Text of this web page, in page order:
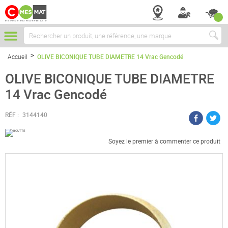
Chercher
Accueil OLIVE BICONIQUE TUBE DIAMETRE 14 Vrac Gencodé
OLIVE BICONIQUE TUBE DIAMETRE
14 Vrac Gencodé
RÉF : 3144140
Soyez le premier à commenter ce produit
Passer